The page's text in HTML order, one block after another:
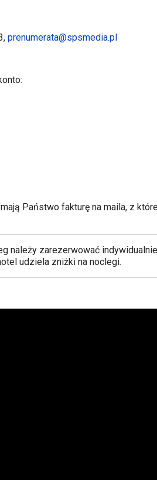
prenumerata@spsmedia.pl
Państwo fakturę na maila, z
należy zarezerwować
udziela zniżki na noclegi.